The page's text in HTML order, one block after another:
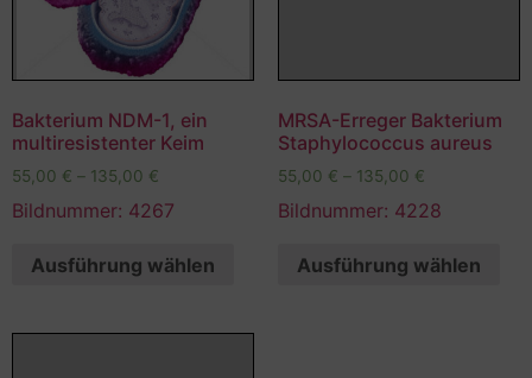
Bakterium NDM-1, ein
multiresistenter Keim
55,00 € – 135,00 €
Bildnummer: 4267
Ausführung wählen
MRSA-Erreger Bakterium
Staphylococcus aureus
55,00 € – 135,00 €
Bildnummer: 4228
Ausführung wählen